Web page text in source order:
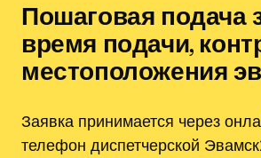
Пошаговая подача
время подачи,
местоположения
Заявка принимается через
телефон диспетчерской